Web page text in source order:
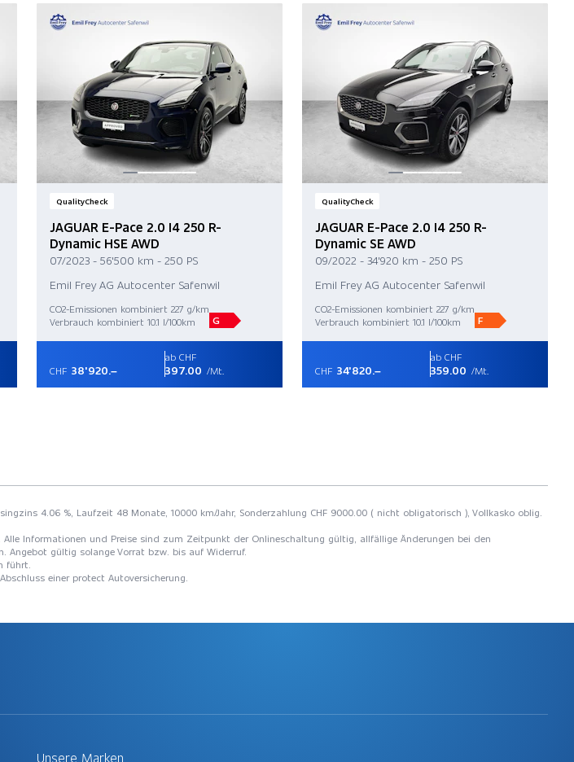
QualityCheck
JAGUAR E-Pace 2.0 I4 250 R-
Dynamic HSE AWD
07/2023 - 56'500 km - 250 PS
Emil Frey AG Autocenter Safenwil
CO2-Emissionen kombiniert 227 g/km
Verbrauch kombiniert 10.1 l/100km
G
CHF 38'920.–
ab CHF
397.00 /Mt.
QualityCheck
JAGUAR E-Pace 2.0 I4 250 R-
Dynamic SE AWD
09/2022 - 34'920 km - 250 PS
Emil Frey AG Autocenter Safenwil
CO2-Emissionen kombiniert 227 g/km
Verbrauch kombiniert 10.1 l/100km
F
CHF 34'820.–
ab CHF
359.00 /Mt.
4.06 %, Laufzeit 48 Monate, 10000 km/Jahr, Sonderzahlung CHF 9000.00 ( nicht obligatorisch ), Vollkasko oblig.
Informationen und Preise sind zum Zeitpunkt der Onlineschaltung gültig, allfällige Änderungen bei den
Angebot gültig solange Vorrat bzw. bis auf Widerruf.
führt.
einer protect Autoversicherung.
Unsere Marken